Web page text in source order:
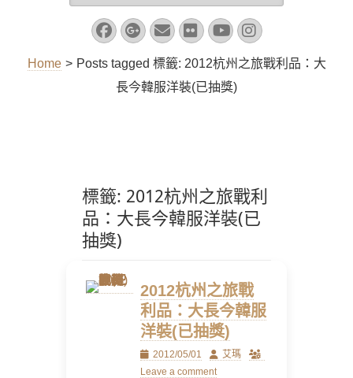
for:
Facebook
Googleplus
EmailFlickrYouTube
Instagram
Home > Posts tagged 標籤: 2012杭州之旅戰利品：大
長今韓服洋裝(已抽獎)
標籤: 2012杭州之旅戰利
品：大長今韓服洋裝(已
抽獎)
2012杭州之旅戰
利品：大長今韓服
洋裝(已抽獎)
Posted
on
2012/05/01 Author
艾瑪
Leave a comment